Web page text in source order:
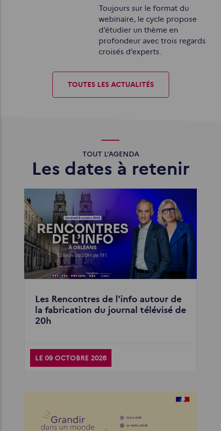
Toujours sur le format du
webinaire, le cycle propose
d’étudier un thème en
profondeur avec trois regards
croisés d’experts.
TOUTES LES ACTUALITÉS
TOUT L'AGENDA
Les dates à retenir
Les Rencontres de l'info autour de
la fabrication du journal télévisé de
20h
LE 09 OCTOBRE 2026